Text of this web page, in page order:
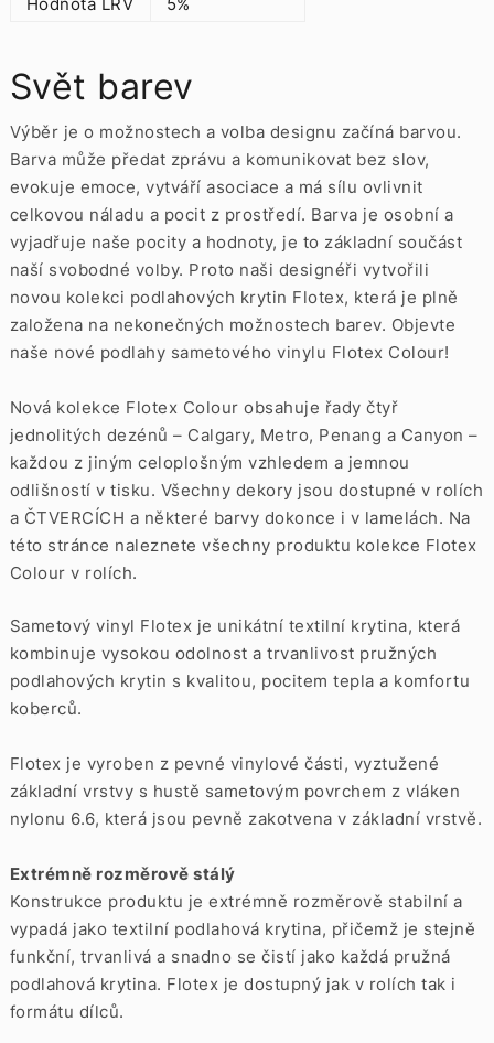
Svět barev
Výběr je o možnostech a volba designu začíná barvou.
Barva může předat zprávu a komunikovat bez slov,
evokuje emoce, vytváří asociace a má sílu ovlivnit
celkovou náladu a pocit z prostředí. Barva je osobní a
vyjadřuje naše pocity a hodnoty, je to základní součást
naší svobodné volby. Proto naši designéři vytvořili
novou kolekci podlahových krytin Flotex, která je plně
založena na nekonečných možnostech barev. Objevte
naše nové podlahy sametového vinylu Flotex Colour!
Nová kolekce Flotex Colour obsahuje řady čtyř
jednolitých dezénů – Calgary, Metro, Penang a Canyon –
každou z jiným celoplošným vzhledem a jemnou
odlišností v tisku. Všechny dekory jsou dostupné v rolích
a ČTVERCÍCH a některé barvy dokonce i v lamelách. Na
této stránce naleznete všechny produktu kolekce Flotex
Colour v rolích.
Sametový vinyl Flotex je unikátní textilní krytina, která
kombinuje vysokou odolnost a trvanlivost pružných
podlahových krytin s kvalitou, pocitem tepla a komfortu
koberců.
Flotex je vyroben z pevné vinylové části, vyztužené
základní vrstvy s hustě sametovým povrchem z vláken
nylonu 6.6, která jsou pevně zakotvena v základní vrstvě.
Extrémně rozměrově stálý
Konstrukce produktu je extrémně rozměrově stabilní a
vypadá jako textilní podlahová krytina, přičemž je stejně
funkční, trvanlivá a snadno se čistí jako každá pružná
podlahová krytina. Flotex je dostupný jak v rolích tak i
formátu dílců.